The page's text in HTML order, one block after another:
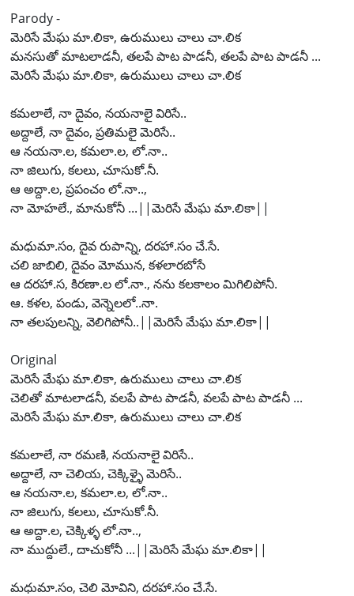
Parody -
మెరిసే మేఘ మా.లికా, ఉరుములు చాలు చా.లిక
మనసుతో మాటలాడనీ, తలపే పాట పాడనీ, తలపే పాట పాడనీ ...
మెరిసే మేఘ మా.లికా, ఉరుములు చాలు చా.లిక
కమలాలే, నా దైవం, నయనాలై విరిసే..
అద్దాలే, నా దైవం, ప్రతిమలై మెరిసే..
ఆ నయనా.ల, కమలా.ల, లో.నా..
నా జిలుగు, కలలు, చూసుకో.నీ.
ఆ అద్దా.ల, ప్రపంచం లో.నా..,
నా మోహలే., మానుకోనీ ...||మెరిసే మేఘ మా.లికా||
మధుమా.సం, దైవ రుపాన్ని, దరహా.సం చే.సే.
చలి జాబిలి, దైవం మోమున, కళలారబోసే
ఆ దరహా.స, కిరణా.ల లో.నా., నను కలకాలం మిగిలిపోనీ.
ఆ. కళల, పండు, వెన్నెలలో..నా.
నా తలపులన్ని, వెలిగిపోనీ..||మెరిసే మేఘ మా.లికా||
Original
మెరిసే మేఘ మా.లికా, ఉరుములు చాలు చా.లిక
చెలితో మాటలాడనీ, వలపే పాట పాడనీ, వలపే పాట పాడనీ ...
మెరిసే మేఘ మా.లికా, ఉరుములు చాలు చా.లిక
కమలాలే, నా రమణి, నయనాలై విరిసే..
అద్దాలే, నా చెలియ, చెక్కిళ్ళై మెరిసే..
ఆ నయనా.ల, కమలా.ల, లో.నా..
నా జిలుగు, కలలు, చూసుకో.నీ.
ఆ అద్దా.ల, చెక్కిళ్ళ లో.నా..,
నా ముద్దులే., దాచుకోనీ ...||మెరిసే మేఘ మా.లికా||
మధుమా.సం, చెలి మోవిని, దరహా.సం చే.సే.